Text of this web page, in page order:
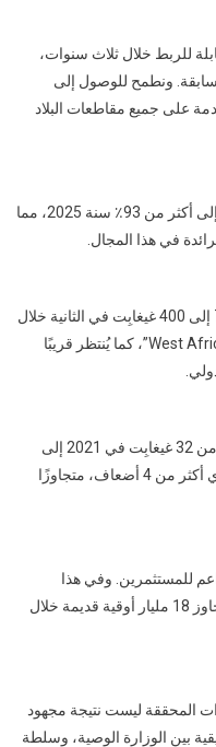
نقطة توصيل قابلة للربط خلال ثلاث سنوات،
تم إنجازه في الـ 25 سنة السابقة. ونطمح للوصول إلى
2026، وتعميم الخدمة على جميع مقاطعات البلاد
ارتفعت نسبة التغطية من 48٪ سنة 2021 إلى أكثر من 93٪ سنة 2025، مما
في هذا المجال.
تمت مضاعفة سعة الإنترنت الدولية من 70 إلى 400 غيغابِت في الثانية خلال
أربع سنوات، وتم تشغيل الكابل البحري “West Africa”، كما يُنتظر قريبًا
قفز معدل استخدام الإنترنت لكل مشترك من 32 غيغابِت في 2021 إلى
114 غيغابِت في النصف الأول من 2025، أي أكثر من 4 أضعاف، متجاوزًا
للمستثمرين. وفي هذا
الإطار، أطلقت الشركة خطة استثمارية تتجاوز 18 مليار أوقية قديمة خلال
المحققة ليست نتيجة مجهود
بين الوزارة الوصية، وسلطة